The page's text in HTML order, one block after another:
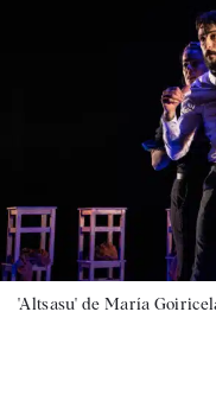
'Altsasu' de María